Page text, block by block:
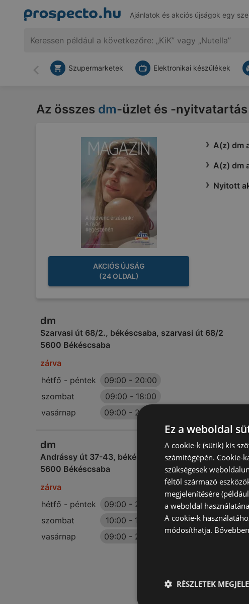
Ajánlatok és akciós újságok egy
Vissza
Szupermarketek Elektronikai készülékek
Az összes dm-üzlet és -nyitvatartás
AKCIÓS ÚJSÁG
(24 OLDAL)
A(z) dm
A(z) dm
Nyitott
dm
Szarvasi út 68/2., békéscsaba, szarvasi út 68/2
5600 Békéscsaba
zárva
hétfő - péntek
09:00 - 20:00
szombat
09:00 - 18:00
vasárnap
09:00 - 20:00
dm
Andrássy út 37-43, békéscsaba, plaza
5600 Békéscsaba
zárva
hétfő - péntek
09:00 - 20:00
szombat
10:00 - 18:00
vasárnap
09:00 - 20:00
Ez a weboldal
A cookie-k (sütik) kis
számítógépén. Cookie-
szükségesek
féltől származó
megjelenítésére
a weboldal
A cookie-k
módosíthatja. Bővebben
RÉSZLETEK